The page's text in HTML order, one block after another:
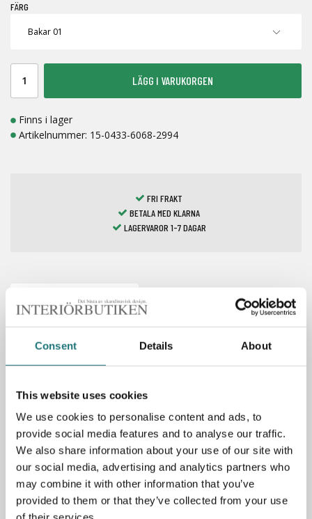
Consent Details About
This website uses cookies
We use cookies to personalise content and ads, to
provide social media features and to analyse our traffic.
We also share information about your use of our site with
our social media, advertising and analytics partners who
may combine it with other information that you’ve
provided to them or that they’ve collected from your use
FÄRG
LÄGG I VARUKORGEN
Finns i lager
Artikelnummer: 15-0433-6068-2994
FRI FRAKT
BETALA MED KLARNA
LAGERVAROR 1-7 DAGAR
fiberfill, 100 % dun, ankfjädrar/ben i borstat stål
Mått: 91x220x71 cm (DxBxH)
PRODUKTBESKRIVNING